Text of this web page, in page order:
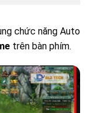
chức năng Auto
trên bàn phím.